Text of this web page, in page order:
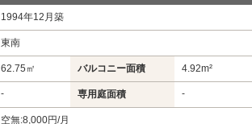
1994年12月築
東南
62.75㎡ バルコニー面積 4.92m²
- 専用庭面積 -
空無:8,000円/月